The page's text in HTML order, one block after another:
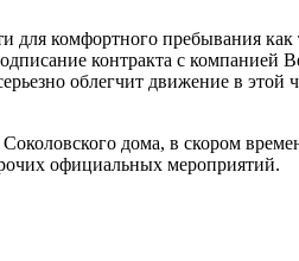
комфортного пребывания как
контракта с компанией
облегчит движение в этой
дома, в скором
официальных мероприятий.